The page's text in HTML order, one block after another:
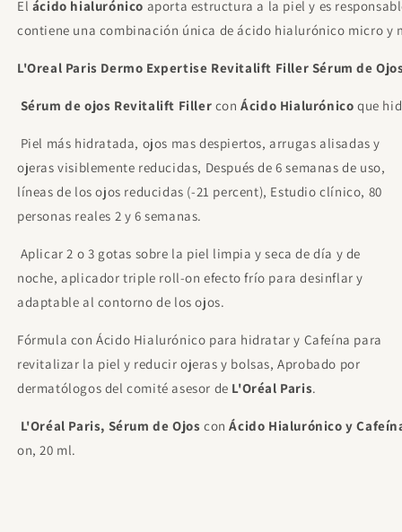
El ácido hialurónico aporta estructura a la piel y es
contiene una combinación única de ácido hialurónico micro
L'Oreal Paris Dermo Expertise Revitalift Filler Sérum de
Sérum de ojos Revitalift Filler conÁcido Hialurónico que
Piel más hidratada, ojos mas despiertos, arrugas alisadas y
ojeras visiblemente reducidas, Después de 6 semanas de uso,
líneas de los ojos reducidas (-21 percent), Estudio clínico, 80
personas reales 2 y 6 semanas.
Aplicar 2 o 3 gotas sobre la piel limpia y seca de día y de
noche, aplicador triple roll-on efecto frío para desinflar y
adaptable al contorno de los ojos.
Fórmula con Ácido Hialurónico para hidratar y Cafeína para
revitalizar la piel y reducir ojeras y bolsas, Aprobado por
dermatólogos del comité asesor de L'Oréal Paris.
L'Oréal Paris, Sérum de Ojos con Ácido Hialurónico y
on, 20 ml.